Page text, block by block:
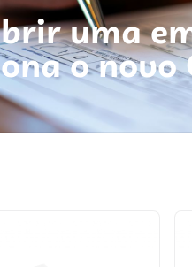
uma
o novo